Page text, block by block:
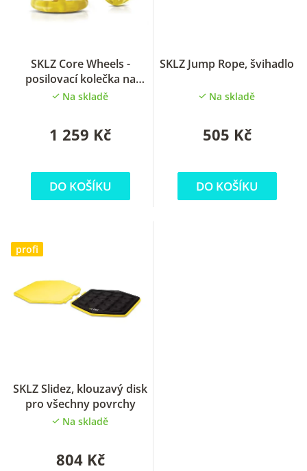
SKLZ Core Wheels -
posilovací kolečka na
břicho, 2ks
hodnocení
produktu
je
z
5
Na skladě
1 259 Kč
DO KOŠÍKU
SKLZ Jump Rope, švihadlo
Na skladě
505 Kč
DO KOŠÍKU
profi
SKLZ Slidez, klouzavý disk
pro všechny povrchy
Na skladě
804 Kč